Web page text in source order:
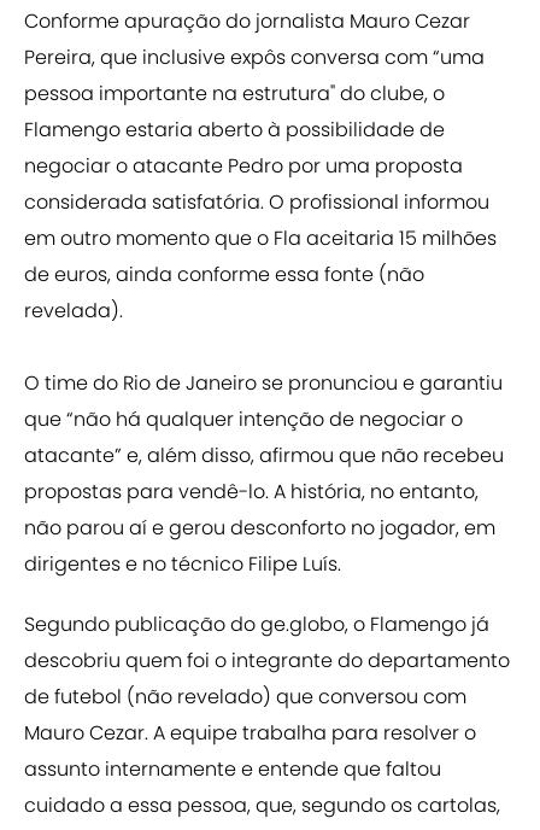
Conforme apuração do jornalista Mauro Cezar
Pereira, que inclusive expôs conversa com “uma
pessoa importante na estrutura" do clube, o
Flamengo estaria aberto à possibilidade de
negociar o atacante Pedro por uma proposta
considerada satisfatória. O profissional informou
em outro momento que o Fla aceitaria 15 milhões
de euros, ainda conforme essa fonte (não
revelada).
O time do Rio de Janeiro se pronunciou e garantiu
que “não há qualquer intenção de negociar o
atacante” e, além disso, afirmou que não recebeu
propostas para vendê-lo. A história, no entanto,
não parou aí e gerou desconforto no jogador, em
dirigentes e no técnico Filipe Luís.
Segundo publicação do ge.globo, o Flamengo já
descobriu quem foi o integrante do departamento
de futebol (não revelado) que conversou com
Mauro Cezar. A equipe trabalha para resolver o
assunto internamente e entende que faltou
cuidado a essa pessoa, que, segundo os cartolas,